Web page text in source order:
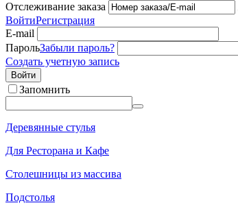
Отслеживание заказа
ВойтиРегистрация
E-mail
ПарольЗабыли пароль?
Создать учетную запись
Войти
Запомнить
Деревянные стулья
Для Ресторана и Кафе
Столешницы из массива
Подстолья